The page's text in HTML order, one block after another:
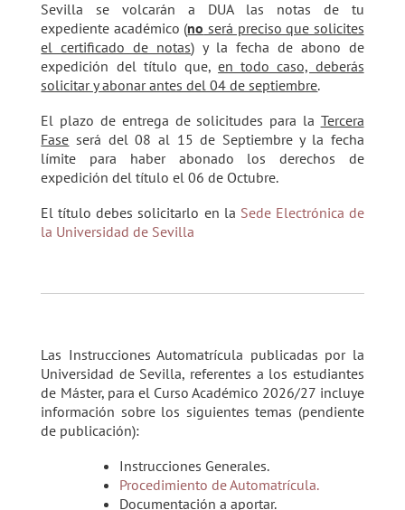
Sevilla se volcarán a DUA las notas de tu
expediente académico (no será preciso que solicites
el certificado de notas) y la fecha de abono de
expedición del título que,en todo caso, deberás
solicitar y abonar antes del 04 de septiembre.
El plazo de entrega de solicitudes para la Tercera
Fase será del 08 al 15 de Septiembre y la fecha
límite para haber abonado los derechos de
expedición del título el 06 de Octubre.
El título debes solicitarlo en la Sede Electrónica de
la Universidad de Sevilla
Las Instrucciones Automatrícula publicadas por la
Universidad de Sevilla, referentes a los estudiantes
de Máster, para el Curso Académico 2026/27 incluye
información sobre los siguientes temas (pendiente
de publicación):
Instrucciones Generales.
Procedimiento de Automatrícula.
Documentación a aportar.